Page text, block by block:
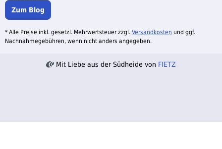
Zum Blog
* Alle Preise inkl. gesetzl. Mehrwertsteuer zzgl. Versandkosten und ggf.
Nachnahmegebühren, wenn nicht anders angegeben.
Mit Liebe aus der Südheide von FIETZ